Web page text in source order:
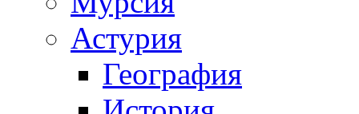
Астурия
География